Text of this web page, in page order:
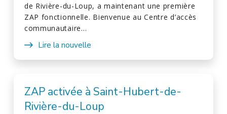
de Rivière-du-Loup, a maintenant une première
ZAP fonctionnelle. Bienvenue au Centre d’accès
communautaire…
Lire la nouvelle
ZAP activée à Saint-Hubert-de-
Rivière-du-Loup